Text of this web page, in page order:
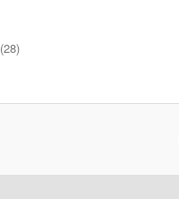
(28)